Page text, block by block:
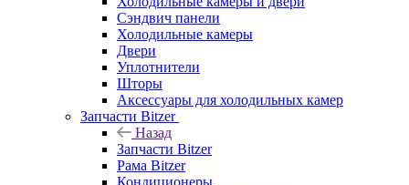
Сэндвич панели
Холодильные камеры
Двери
Уплотнители
Шторы
Аксессуары для холодильных камер
Запчасти Bitzer
Назад
Запчасти Bitzer
Рама Bitzer
Кондиционеры